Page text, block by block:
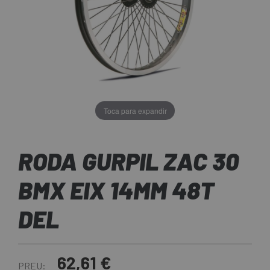
Toca para expandir
RODA GURPIL ZAC 30
BMX EIX 14MM 48T
DEL
PREU: 62,61 €